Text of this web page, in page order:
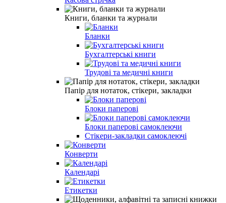
Книги, бланки та журнали
Бланки
Бухгалтерські книги
Трудові та медичні книги
Папiр для нотаток, стікери, закладки
Блоки паперовi
Блоки паперовi самоклеючи
Стікери-закладки самоклеючі
Конверти
Календарі
Етикетки